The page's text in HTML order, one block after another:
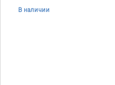
В наличии